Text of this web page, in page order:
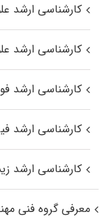
کارشناسی ارشد
کارشناسی ارشد
کارشناسی ارشد
کارشناسی ارشد
کارشناسی ارشد
معرفی گروه فنی